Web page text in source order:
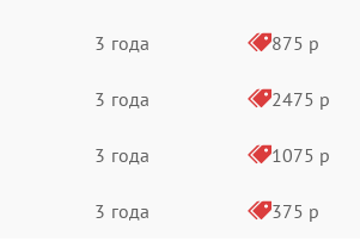
3 года 875 р
3 года 2475 р
3 года 1075 р
3 года 375 р